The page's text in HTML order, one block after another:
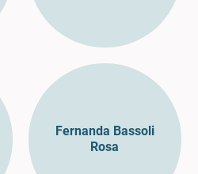
Fernanda Bassoli
Rosa